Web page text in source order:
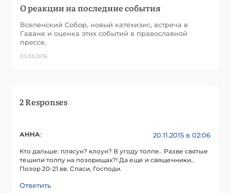
О реакции на последние события
Вселенский Собор, новый катехизис, встреча в
Гаване и оценка этих событий в православной
прессе.
03.03.2016
2 Responses
АННА: 20.11.2015 в 02:06
Кто дальше: плясун? клоун? В угоду толпе.. Разве святые
тешили толпу на позорищах?! Да еще и священники..
Позор 20-21 вв. Спаси, Господи.
Ответить